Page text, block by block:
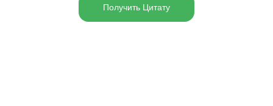
Получить Цитату